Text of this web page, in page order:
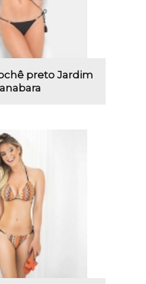
preto Jardim